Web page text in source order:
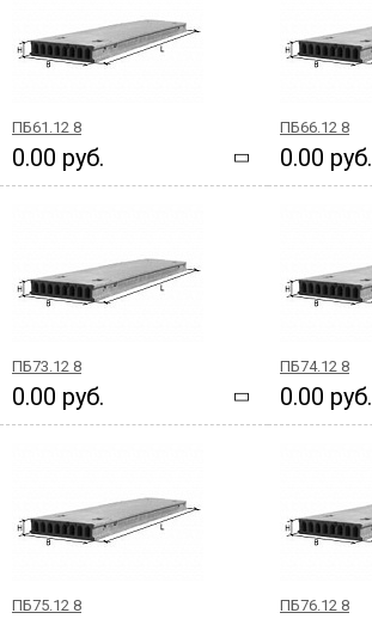
ПБ61.12 8
0.00 руб.
ПБ66.12 8
0.00 руб.
ПБ73.12 8
0.00 руб.
ПБ74.12 8
0.00 руб.
ПБ75.12 8 ПБ76.12 8